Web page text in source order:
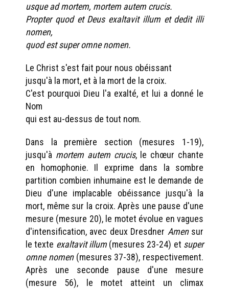
usque ad mortem, mortem autem crucis.
Propter quod et Deus exaltavit illum et dedit illi
nomen,
quod est super omne nomen.
Le Christ s'est fait pour nous obéissant
jusqu'à la mort, et à la mort de la croix.
C'est pourquoi Dieu l'a exalté, et lui a donné le
Nom
qui est au-dessus de tout nom.
Dans la première section (mesures 1-19),
jusqu'à mortem autem crucis, le chœur chante
en homophonie. Il exprime dans la sombre
partition combien inhumaine est le demande de
Dieu d'une implacable obéissance jusqu'à la
mort, même sur la croix. Après une pause d'une
mesure (mesure 20), le motet évolue en vagues
d'intensification, avec deux Dresdner Amen sur
le texte exaltavit illum(mesures 23-24) et super
omne nomen(mesures 37-38), respectivement.
Après une seconde pause d'une mesure
(mesure 56), le motet atteint un climax